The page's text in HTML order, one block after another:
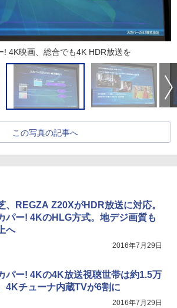
! 4K映画、総合でも4K HDR放送を
この写真の記事へ
、REGZA Z20XがHDR放送に対応。
パー! 4KのHLG方式。地デジ画質も
へ
2016年7月29日
パー! 4Kの4K放送視聴世帯は約1.5万
4Kチューナ内蔵TVが6割に
2016年7月29日